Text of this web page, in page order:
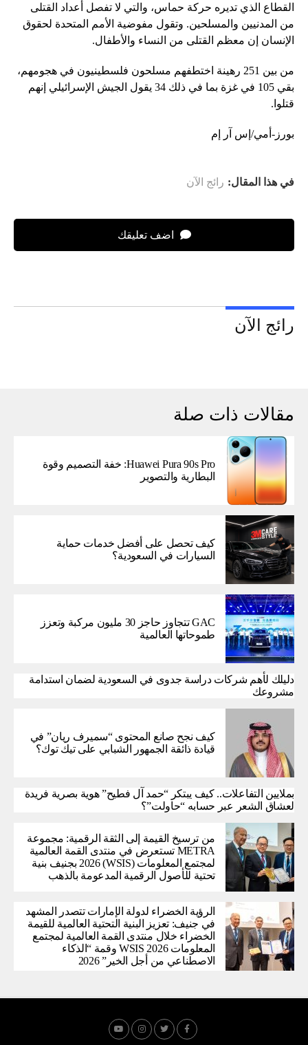
القطاع الذي تديره حركة حماس، والتي لا تفصل أعداد القتلى
من المدنيين والمسلحين. وتقول مفوضية الأمم المتحدة لحقوق
الإنسان إن معظم القتلى من النساء والأطفال.
من بين 251 رهينة اختطفهم مسلحون فلسطينيون في هجومهم،
بقي 105 في غزة بما في ذلك 34 يقول الجيش الإسرائيلي إنهم
قتلوا.
بورز-أمي/إس آر إم
في هذا المقال: رائج الآن
اضف تعليقك
رائج الآن
مقالات ذات صلة
Huawei Pura 90s Pro: خفة التصميم وقوة
البطارية والتصوير
كيف تحصل على أفضل خدمات حماية
السيارات في السعودية؟
GAC تتجاوز حاجز 30 مليون مركبة وتعزز
طموحاتها العالمية
دليلك لأهم شركات دراسة جدوى في السعودية لضمان استدامة
مشروعك
كيف نجح صانع المحتوى “سميرف ريان” في
قيادة ذائقة الجمهور الشبابي على تيك توك؟
بملايين التفاعلات.. كيف يبتكر “حمد آل فطيح” هوية بصرية فريدة
لعشاق الشعر عبر حسابه “حاولت”؟
من ترسيخ القيمة إلى الثقة الرقمية: مجموعة
METRA تستعرض في منتدى القمة العالمية
لمجتمع المعلومات (WSIS) 2026 بجنيف بنية
تحتية للأصول الرقمية المدعومة بالذهب
الرؤية الخضراء لدولة الإمارات تتصدر المشهد
في جنيف: تعزيز البنية التحتية العالمية للقيمة
الخضراء خلال منتدى القمة العالمية لمجتمع
المعلومات WSIS 2026 وقمة “الذكاء
الاصطناعي من أجل الخير” 2026